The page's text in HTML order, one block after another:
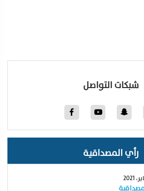
شبكات التواصل
رأي المصداقية